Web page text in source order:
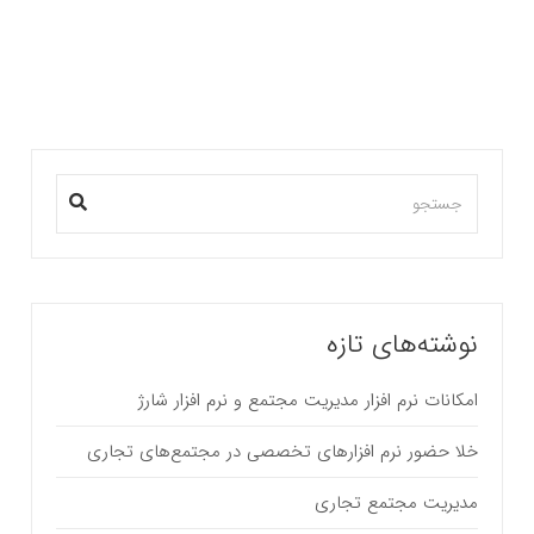
نوشته‌های تازه
امکانات نرم افزار مدیریت مجتمع و نرم افزار شارژ
خلا حضور نرم افزارهای تخصصی در مجتمع‌های تجاری
مدیریت مجتمع تجاری